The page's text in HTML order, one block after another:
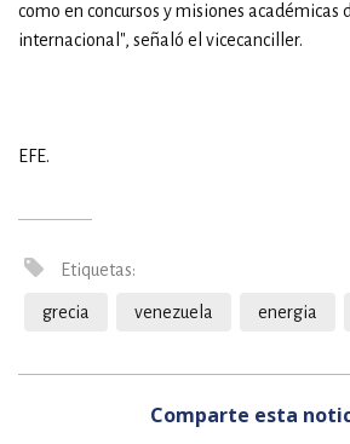
como en concursos y misiones académicas
internacional", señaló el vicecanciller.
EFE.
Etiquetas:
grecia venezuela energia
Comparte esta